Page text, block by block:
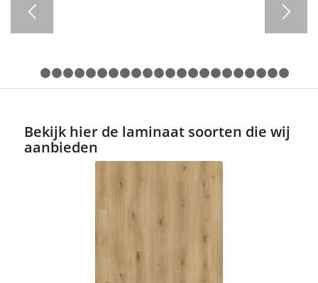
1 2 3 4 5 6 7 8 9 1011121314151617
Bekijk hier de laminaat soorten die wij
aanbieden